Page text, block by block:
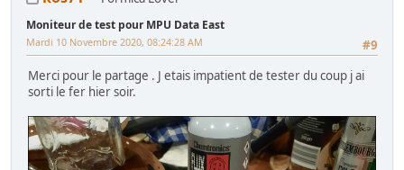
Moniteur de test pour MPU Data East
#9
Mardi 10 Novembre 2020, 08:24:28 AM
Merci pour le partage . J etais impatient de tester du coup j ai
sorti le fer hier soir.